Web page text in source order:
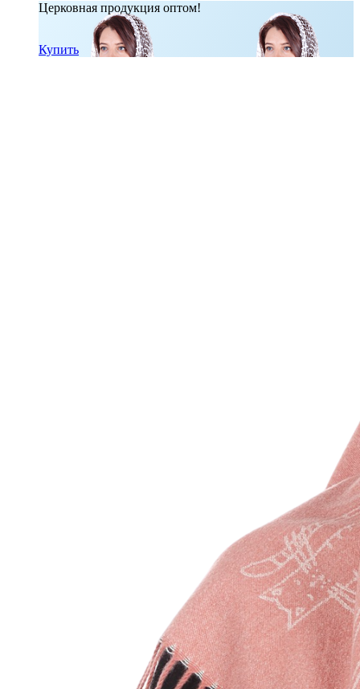
Церковная продукция оптом!
Купить